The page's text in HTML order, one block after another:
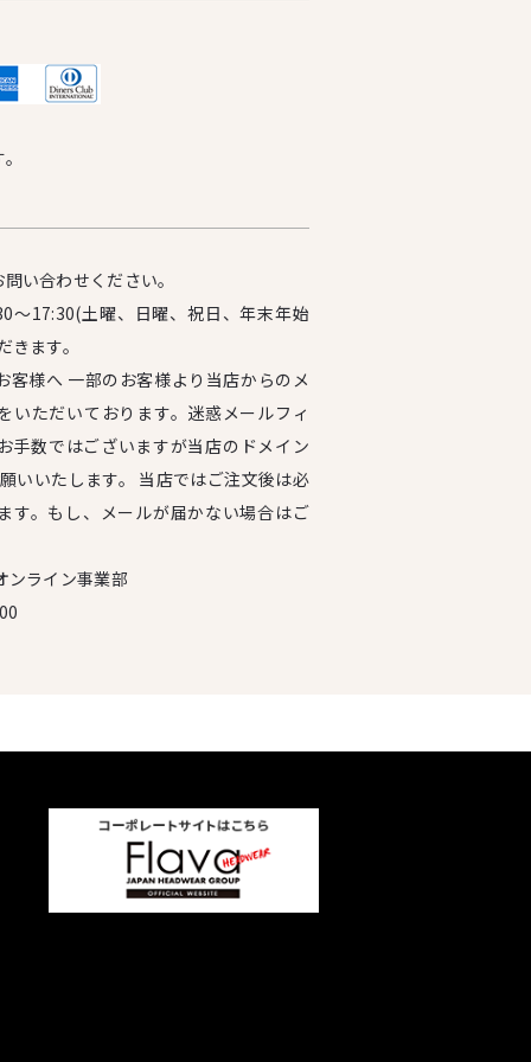
い合わせください。
～17:30(土曜、日曜、祝日、年末年始
ます。
客様へ 一部のお客様より当店からのメ
いただいております。迷惑メールフィ
手数ではございますが当店のドメイン
いいたします。 当店ではご注文後は必
す。もし、メールが届かない場合はご
ンライン事業部